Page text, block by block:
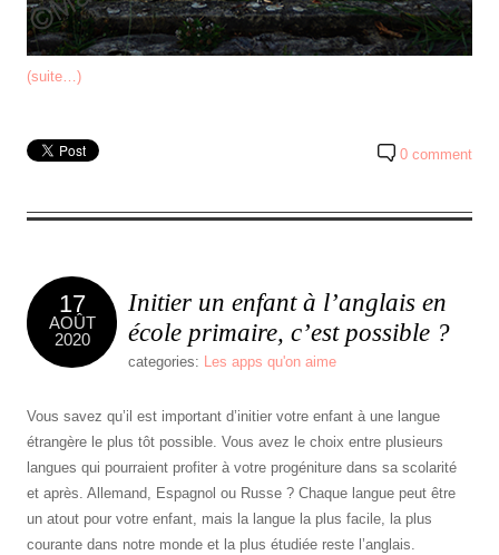
(suite…)
0 comment
17
AOÛT
2020
Initier un enfant à l’anglais en
école primaire, c’est possible ?
categories: Les apps qu'on aime
Vous savez qu’il est important d’initier votre enfant à une langue
étrangère le plus tôt possible. Vous avez le choix entre plusieurs
langues qui pourraient profiter à votre progéniture dans sa scolarité
et après. Allemand, Espagnol ou Russe ? Chaque langue peut être
un atout pour votre enfant, mais la langue la plus facile, la plus
courante dans notre monde et la plus étudiée reste l’anglais.